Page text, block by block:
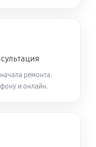
ремонта.
и онлайн.